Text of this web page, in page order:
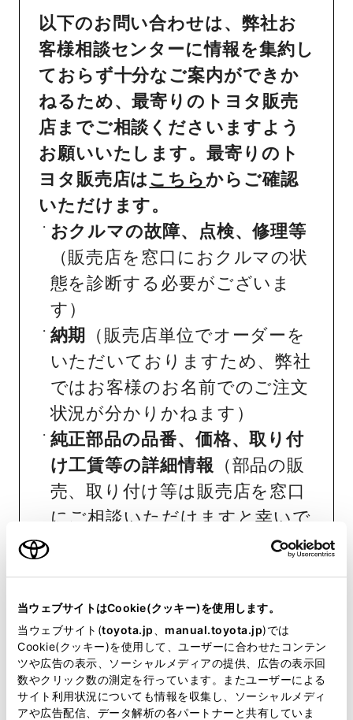
当ウェブサイトはCookie(クッキー)を使用します。
当ウェブサイト(toyota.jp manual.toyota.jp)では
Cookie(クッキー)を使用して、ユーザーに合わせたコンテン
ツや広告の表示、ソーシャルメディアの提供、広告の表示回
数やクリック数の測定を行っています。またユーザーによる
サイト利用状況についても情報を収集し、ソーシャルメディ
アや広告配信、データ解析の各パートナーと共有していま
以下のお問い合わせは、弊社お
客様相談センターに情報を集約し
ておらず十分なご案内ができか
ねるため、最寄りのトヨタ販売
店までご相談くださいますよう
お願いいたします。最寄りのト
ヨタ販売店はこちら からご確認
いただけます。
おクルマの故障、点検、修理等
（販売店を窓口におクルマの状
態を診断する必要がございま
す）
納期
（販売店単位でオーダーを
いただいておりますため、弊社
ではお客様のお名前でのご注文
状況が分かりかねます）
純正部品の品番、価格、取り付
け工賃等の詳細情報 （部品の販
売、取り付け等は販売店を窓口
にご相談いただけますと幸いで
おクルマに関するお問い合わせ
は、自動車検査証（車検証）をご
用意いただくとスムーズな対応